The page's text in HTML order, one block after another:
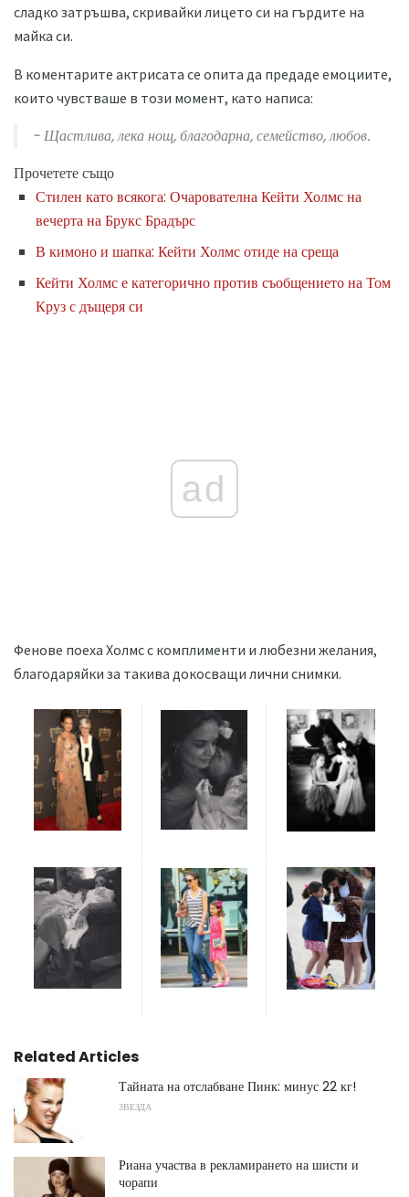
сладко затръшва, скривайки лицето си на гърдите на
майка си.
В коментарите актрисата се опита да предаде емоциите,
които чувстваше в този момент, като написа:
- Щастлива, лека нощ, благодарна, семейство, любов.
Прочетете също
Стилен като всякога: Очарователна Кейти Холмс на
вечерта на Брукс Брадърс
В кимоно и шапка: Кейти Холмс отиде на среща
Кейти Холмс е категорично против съобщението на Том
Круз с дъщеря си
ad
Фенове поеха Холмс с комплименти и любезни желания,
благодаряйки за такива докосващи лични снимки.
Related Articles
Тайната на отслабване Пинк: минус 22 кг!
ЗВЕЗДА
Риана участва в рекламирането на шисти и
чорапи